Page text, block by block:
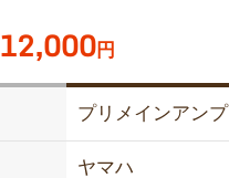
12,000円
プリメインアンプ
ヤマハ